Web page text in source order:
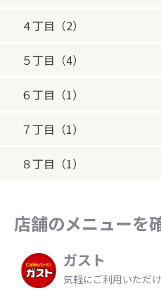
４丁目（2）
５丁目（4）
６丁目（1）
７丁目（1）
８丁目（1）
店舗のメニューを
ガスト
気軽にご利用いただ